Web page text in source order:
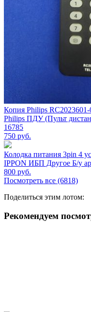
Копия Philips
Philips ПДУ (Пульт
16785
750 руб.
Колодка питания 3pin 4
IPPON ИБП Другое Б/у
800 руб.
Посмотреть все (6818)
Поделиться этим лотом:
Рекомендуем